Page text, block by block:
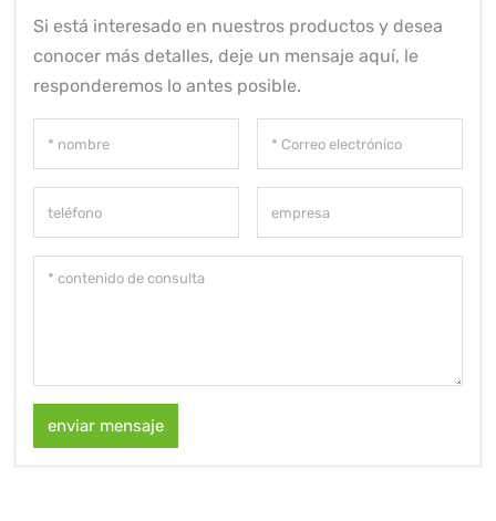
Si está interesado en nuestros productos y desea
conocer más detalles, deje un mensaje aquí, le
responderemos lo antes posible.
enviar mensaje